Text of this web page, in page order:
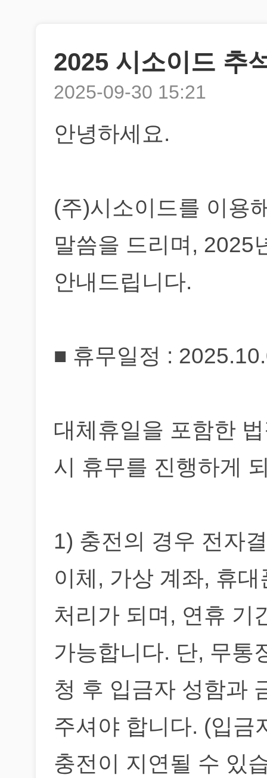
2025 시소이드 추
2025-09-30 15:21
안녕하세요.
(주)시소이드를 이용
말씀을 드리며, 2025
안내드립니다.
■ 휴무일정 :
대체휴일을 포함한
시 휴무를 진행하게
1) 충전의 경우 전자
이체, 가상 계좌, 휴
처리가 되며, 연휴 기
가능합니다. 단, 무통
청 후 입금자 성함과
주셔야 합니다. (입금
충전이 지연될 수 있